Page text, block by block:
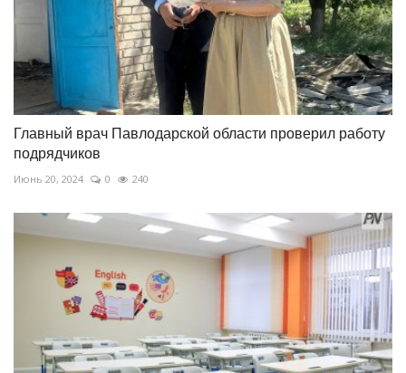
Главный врач Павлодарской области проверил работу
подрядчиков
Июнь 20, 2024 0 240